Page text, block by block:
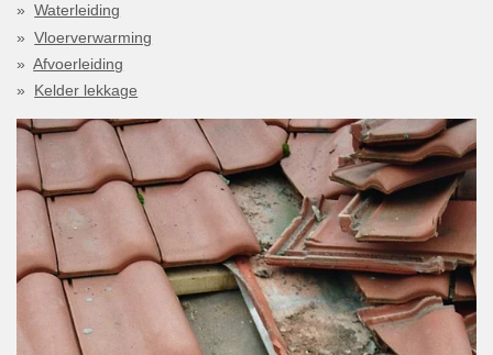
Waterleiding
Vloerverwarming
Afvoerleiding
Kelder lekkage